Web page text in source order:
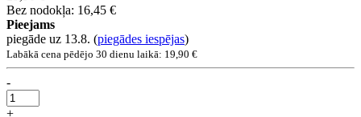
Bez nodokļa: 16,45 €
Pieejams
piegāde uz 13.8. (piegādes iespējas)
Labākā cena pēdējo 30 dienu laikā: 19,90 €
-
+